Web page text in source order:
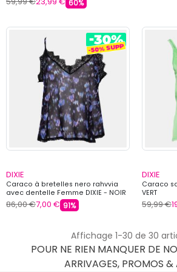
60%
DIXIE
Caraco à bretelles nero rahvvia
avec dentelle Femme DIXIE - NOIR
86,00 €7,00 € 91%
DIXIE
Caraco
VERT
59,99 €
Affichage 1-30 de 30
POUR NE RIEN MANQUER DE
ARRIVAGES, PROMOS &